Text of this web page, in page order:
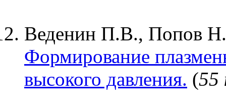
Веденин П.В., Попов
Формирование
высокого давления. (55